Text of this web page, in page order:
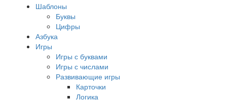
Шаблоны
Буквы
Цифры
Азбука
Игры
Игры с буквами
Игры с числами
Развивающие игры
Карточки
Логика